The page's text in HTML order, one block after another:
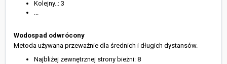
Kolejny..: 3
...
Wodospad odwrócony
Metoda używana przeważnie dla średnich i długich dystansów.
Najbliżej zewnętrznej strony bieżni: 8